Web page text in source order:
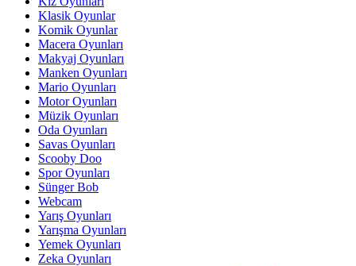
Klasik Oyunlar
Komik Oyunlar
Macera Oyunları
Makyaj Oyunları
Manken Oyunları
Mario Oyunları
Motor Oyunları
Müzik Oyunları
Oda Oyunları
Savas Oyunları
Scooby Doo
Spor Oyunları
Sünger Bob
Webcam
Yarış Oyunları
Yarışma Oyunları
Yemek Oyunları
Zeka Oyunları